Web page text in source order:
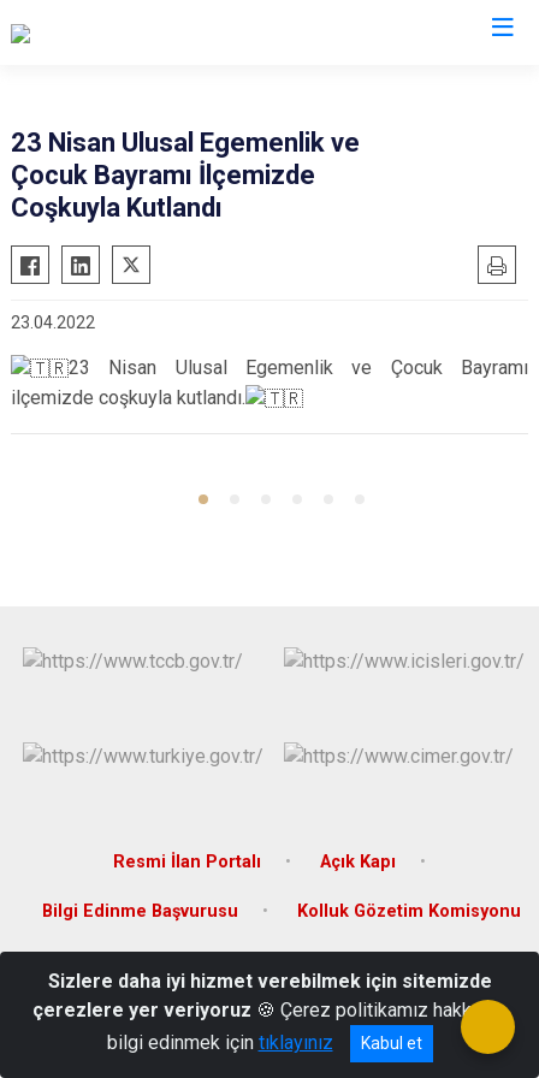
Altıntaş
Aslanapa
Çavdarhisar
Emet
Gediz
Tavşanlı
23 Nisan Ulusal Egemenlik ve
Çocuk Bayramı İlçemizde
Coşkuyla Kutlandı
23.04.2022
23 Nisan Ulusal Egemenlik ve Çocuk Bayramı
ilçemizde coşkuyla kutlandı.
Resmi İlan Portalı Açık Kapı
Bilgi Edinme Başvurusu Kolluk Gözetim Komisyonu
Cumhuriyet Mh. Cumhuriyet Meydanı No:4/1 Aslanapa/KÜTAHYA
0 274 331 22 51
Sizlere daha iyi hizmet verebilmek için sitemizde
çerezlere yer veriyoruz 🍪 Çerez politikamız hakkında
bilgi edinmek için tıklayınız Kabul et